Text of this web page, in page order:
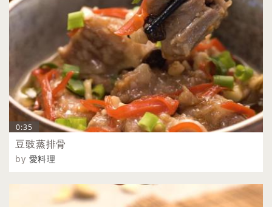
0:35
豆豉蒸排骨
by 愛料理